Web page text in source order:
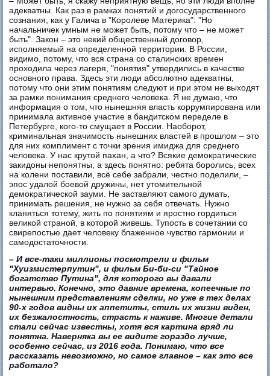
адекватны. Как раз в рамках понятий и догосударственного
сознания, как у Галича в "Королеве Материка": "Но
начальничек умным не может быть, потому что – не может
быть". Закон – это некий общественный договор,
исполняемый на определенной территории. В России,
видимо, потому, что вся страна со сталинских времен
проходила через лагеря, "понятия" утвердились в качестве
основного права. Здесь эти люди абсолютно адекватны,
потому что они этим понятиям следуют и при этом не выходят
за рамки понимания среднего человека. Я не думаю, что
информация о том, что нынешняя власть коррумпирована или
принимала активное участие в бандитском переделе в
Петербурге, кого-то смущает в России. Наоборот,
криминальная значимость нынешних властей в прошлом – это
для них комплимент с точки зрения имиджа для среднего
человека. У нас крутой пахан, а что? Всякие демократические
закидоны непонятны, а здесь понятно: ребята боролись, всех
на колени поставили, всё себе забрали, честно поделили, –
эпос удалой боевой дружины, нет утомительной
демократической зауми. Не заставляют самого думать,
принимать решения, не нужно за себя отвечать. Нужно
кланяться тотему, жить по понятиям и яростно гордиться
великой страной, в которой живешь. Тупость в сочетании со
свирепостью дает человеку блаженное чувство гармонии и
самодостаточности.
– И все-таки миллионы посмотрели и фильм
"Хуизмистерпутин", и фильм Би-би-си "Тайное
богатство Путина", для которого вы давали
интервью. Конечно, это давние времена, копеечные по
нынешним представлениям сделки, но уже в тех делах
90-х годов видны их аппетиты, стиль их жизни виден,
их безжалостность, страсть к наживе. Многие детали
стали сейчас известны, хотя вся картина вряд ли
понятна. Наверняка вы ее видите гораздо лучше,
особенно сейчас, из 2016 года. Понимаю, что все
рассказать невозможно, но самое главное – как это все
работало?